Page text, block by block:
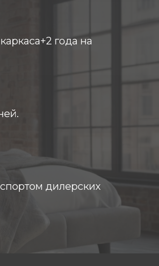
года на
дилерских